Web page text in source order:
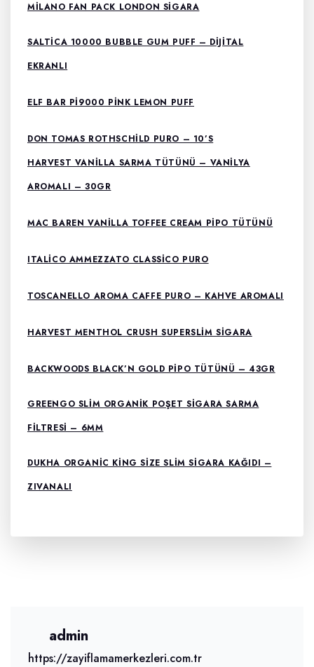
MILANO FAN PACK LONDON SIGARA
SALTICA 10000 BUBBLE GUM PUFF – DIJITAL
EKRANLI
ELF BAR PI9000 PINK LEMON PUFF
DON TOMAS ROTHSCHILD PURO – 10’S
HARVEST VANILLA SARMA TÜTÜNÜ – VANILYA
AROMALI – 30GR
MAC BAREN VANILLA TOFFEE CREAM PIPO TÜTÜNÜ
ITALICO AMMEZZATO CLASSICO PURO
TOSCANELLO AROMA CAFFE PURO – KAHVE AROMALI
HARVEST MENTHOL CRUSH SUPERSLIM SIGARA
BACKWOODS BLACK’N GOLD PIPO TÜTÜNÜ – 43GR
GREENGO SLIM ORGANIK POŞET SIGARA SARMA
FILTRESI – 6MM
DUKHA ORGANIC KING SIZE SLIM SIGARA KAĞIDI –
ZIVANALI
admin
https://zayiflamamerkezleri.com.tr